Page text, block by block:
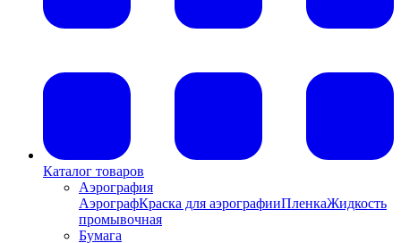
Каталог товаров
Аэрография
АэрографКраска для аэрографииПленкаЖидкость
промывочная
Бумага